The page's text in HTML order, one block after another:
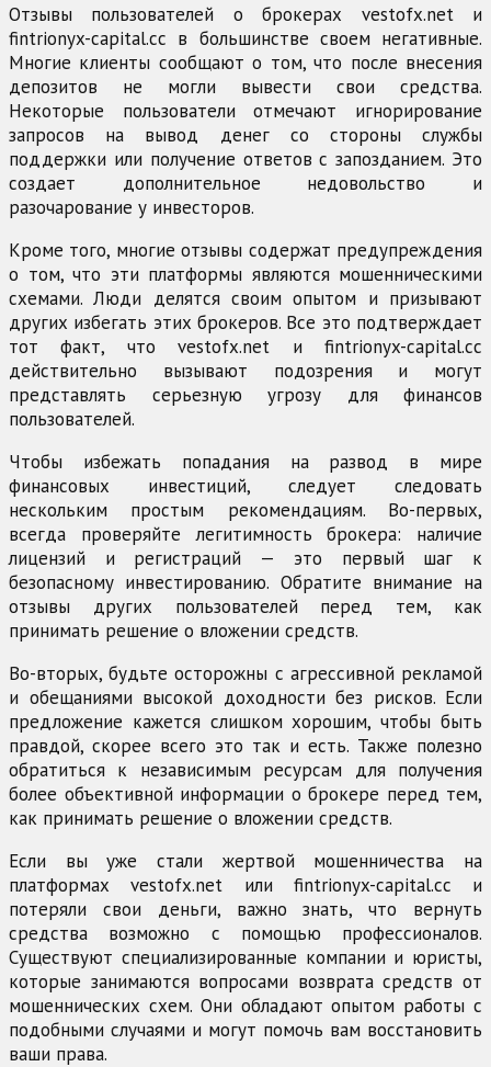
Отзывы пользователей о брокерах vestofx.net и
fintrionyx-capital.cc в большинстве своем негативные.
Многие клиенты сообщают о том, что после внесения
депозитов не могли вывести свои средства.
Некоторые пользователи отмечают игнорирование
запросов на вывод денег со стороны службы
поддержки или получение ответов с запозданием. Это
создает дополнительное недовольство и
разочарование у инвесторов.
Кроме того, многие отзывы содержат предупреждения
о том, что эти платформы являются мошенническими
схемами. Люди делятся своим опытом и призывают
других избегать этих брокеров. Все это подтверждает
тот факт, что vestofx.net и fintrionyx-capital.cc
действительно вызывают подозрения и могут
представлять серьезную угрозу для финансов
пользователей.
Чтобы избежать попадания на развод в мире
финансовых инвестиций, следует следовать
нескольким простым рекомендациям. Во-первых,
всегда проверяйте легитимность брокера: наличие
лицензий и регистраций — это первый шаг к
безопасному инвестированию. Обратите внимание на
отзывы других пользователей перед тем, как
принимать решение о вложении средств.
Во-вторых, будьте осторожны с агрессивной рекламой
и обещаниями высокой доходности без рисков. Если
предложение кажется слишком хорошим, чтобы быть
правдой, скорее всего это так и есть. Также полезно
обратиться к независимым ресурсам для получения
более объективной информации о брокере перед тем,
как принимать решение о вложении средств.
Если вы уже стали жертвой мошенничества на
платформах vestofx.net или fintrionyx-capital.cc и
потеряли свои деньги, важно знать, что вернуть
средства возможно с помощью профессионалов.
Существуют специализированные компании и юристы,
которые занимаются вопросами возврата средств от
мошеннических схем. Они обладают опытом работы с
подобными случаями и могут помочь вам восстановить
ваши права.